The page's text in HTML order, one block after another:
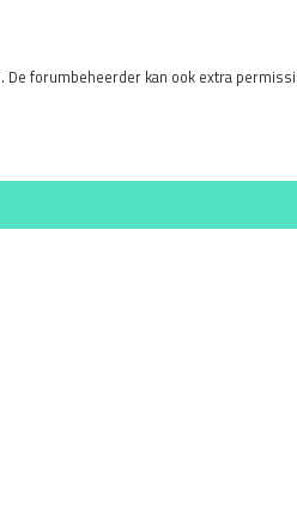
forumbeheerder kan ook extra